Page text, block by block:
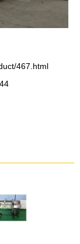
467.html